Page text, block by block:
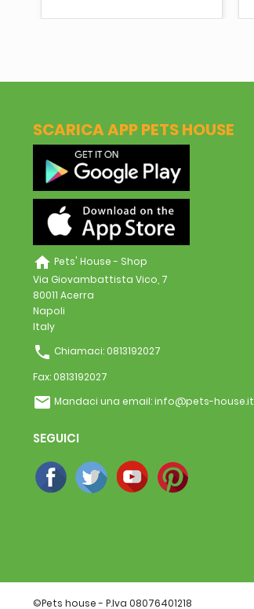
SCARICA APP PETS HOUSE
home Pets' House - Shop
Via Giovambattista Vico, 7
80011 Acerra
Napoli
Italy
phone Chiamaci: 0813192027
Fax: 0813192027
email Mandaci una email:info@pets-house.it
SEGUICI
©Pets house - P.Iva 08076401218